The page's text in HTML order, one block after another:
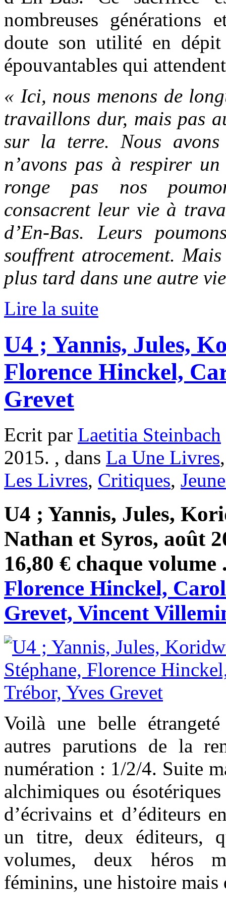
nombreuses générations
doute son utilité en
épouvantables qui
« Ici, nous menons de
travaillons dur, mais pas
sur la terre. Nous
n’avons pas à respirer
ronge pas nos
consacrent leur vie à
d’En-Bas. Leurs
souffrent atrocement.
plus tard dans une autre
Lire la suite
U4 ; Yannis, Jules,
Florence Hinckel,
Grevet
Ecrit par Laetitia Steinbach
2015. , dans La Une Livres
Les Livres, Critiques,
U4 ; Yannis, Jules,
Nathan et Syros, août
16,80 € chaque
Florence Hinckel,
Grevet, Vincent
Voilà une belle
autres parutions de la
numération : 1/2/4. Suite
alchimiques ou
d’écrivains et d’éditeurs
un titre, deux éditeurs,
volumes, deux héros
féminins, une histoire mais